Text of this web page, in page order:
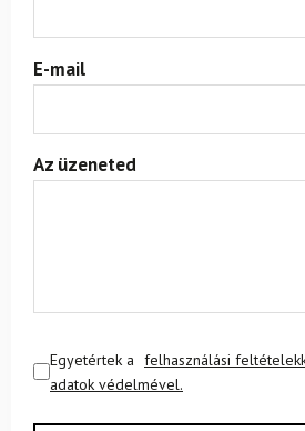
E-mail
Az üzeneted
Egyetértek a felhasználási
adatok védelmével.